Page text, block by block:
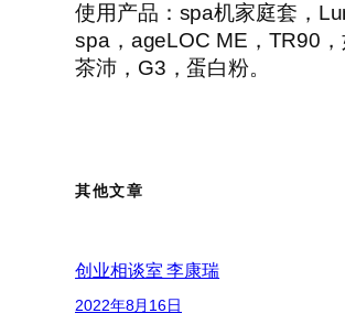
使用产品：spa机家庭套，
spa，ageLOC ME，TR90，
茶沛，G3，蛋白粉。
其他文章
创业相谈室 李康瑞
2022年8月16日